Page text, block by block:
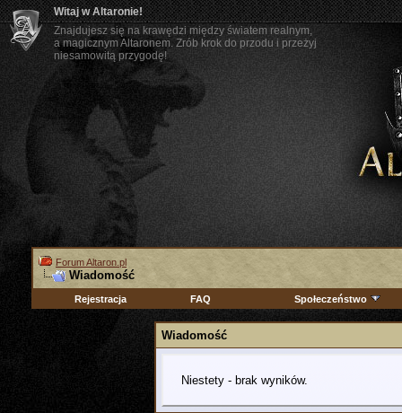
Witaj w Altaronie!
Znajdujesz się na krawędzi między światem realnym,
a magicznym Altaronem. Zrób krok do przodu i przeżyj
niesamowitą przygodę!
Forum Altaron.pl
Wiadomość
Rejestracja FAQ Społeczeństwo
Wiadomość
Niestety - brak wyników.